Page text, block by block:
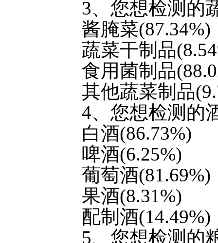
3、您想检测的
酱腌菜(87.34%)
蔬菜干制品
食用菌制品
其他蔬菜制品
4、您想检测的
白酒(86.73%)
啤酒(6.25%)
葡萄酒(81.69%)
果酒(8.31%)
配制酒(14.49%)
5、您想检测的